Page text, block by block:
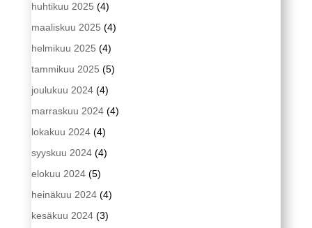
huhtikuu 2025 (4)
maaliskuu 2025 (4)
helmikuu 2025 (4)
tammikuu 2025 (5)
joulukuu 2024(4)
marraskuu 2024(4)
lokakuu 2024(4)
syyskuu 2024(4)
elokuu 2024(5)
heinäkuu 2024(4)
kesäkuu 2024(3)